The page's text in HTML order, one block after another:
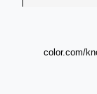
color.com/